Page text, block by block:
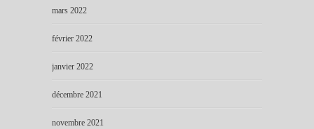
mars 2022
février 2022
janvier 2022
décembre 2021
novembre 2021